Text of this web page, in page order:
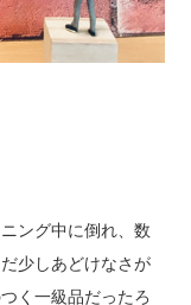
ング中に倒れ、数
少しあどけなさが
く一級品だったろ